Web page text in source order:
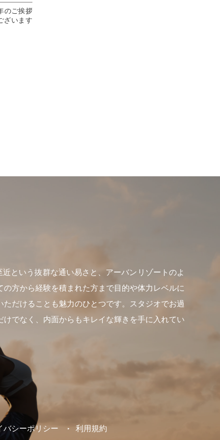
のご挨拶
ざいます
という抜群な通い易さと、アーバンリゾートのよ
方から経験を積まれた方まで目的や体力レベルに
だけることも魅力のひとつです。スタジオでお過
でなく、内面からもキレイな輝きを手に入れてい
バシーポリシー 利用規約